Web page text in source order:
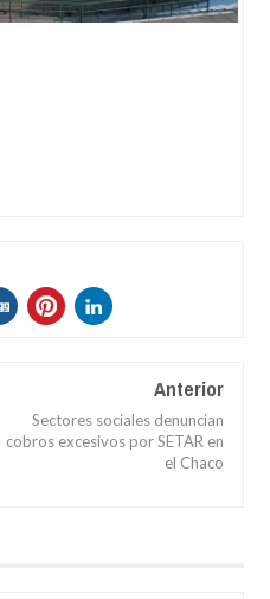
Anterior
Sectores sociales denuncian
cobros excesivos por SETAR en
el Chaco